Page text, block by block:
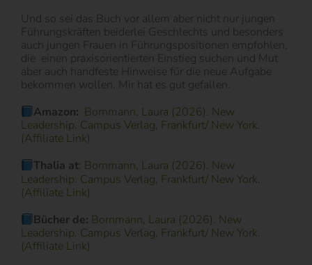
Und so sei das Buch vor allem aber nicht nur jungen
Führungskräften beiderlei Geschlechts und besonders
auch jungen Frauen in Führungspositionen empfohlen,
die einen praxisorientierten Einstieg suchen und Mut
aber auch handfeste Hinweise für die neue Aufgabe
bekommen wollen. Mir hat es gut gefallen.
Amazon: Bornmann, Laura (2026). New
Leadership. Campus Verlag, Frankfurt/ New York.
(Affiliate Link)
Thalia at: Bornmann, Laura (2026). New
Leadership. Campus Verlag, Frankfurt/ New York.
(Affiliate Link)
Bücher de: Bornmann, Laura (2026). New
Leadership. Campus Verlag, Frankfurt/ New York.
(Affiliate Link)